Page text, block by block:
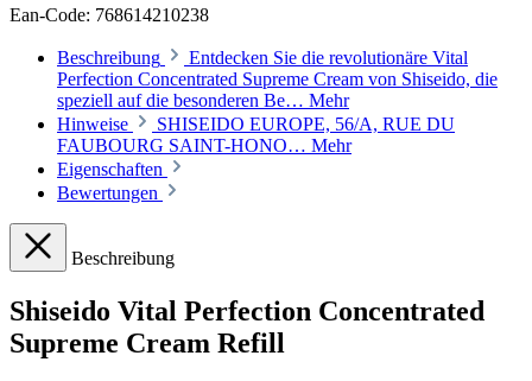
Ean-Code: 768614210238
Beschreibung
Entdecken Sie die revolutionäre Vital
Perfection Concentrated Supreme Cream von Shiseido, die
speziell auf die besonderen Be… Mehr
Hinweise
SHISEIDO EUROPE, 56/A, RUE DU
FAUBOURG SAINT-HONO… Mehr
Eigenschaften
Bewertungen
Beschreibung
Shiseido Vital Perfection Concentrated
Supreme Cream Refill